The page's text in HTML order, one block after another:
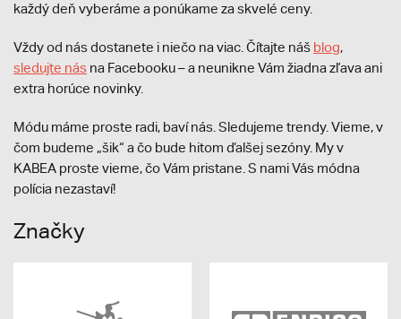
každý deň vyberáme a ponúkame za skvelé ceny.
Vždy od nás dostanete i niečo na viac. Čítajte náš blog,
sledujte nás na Facebooku – a neunikne Vám žiadna zľava ani
extra horúce novinky.
Módu máme proste radi, baví nás. Sledujeme trendy. Vieme, v
čom budeme „šik“ a čo bude hitom ďalšej sezóny. My v
KABEA proste vieme, čo Vám pristane. S nami Vás módna
polícia nezastaví!
Značky